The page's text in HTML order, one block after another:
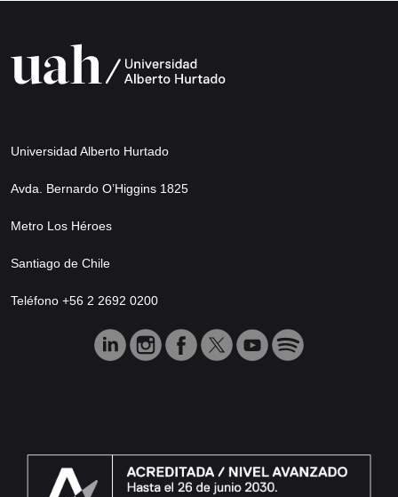
Universidad Alberto Hurtado
Avda. Bernardo O’Higgins 1825
Metro Los Héroes
Santiago de Chile
Teléfono +56 2 2692 0200